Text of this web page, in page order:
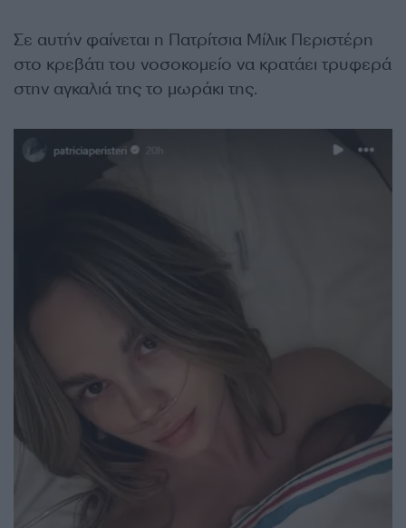
Σε αυτήν φαίνεται η Πατρίτσια Μίλικ Περιστέρη
στο κρεβάτι του νοσοκομείο να κρατάει τρυφερά
στην αγκαλιά της το μωράκι της.